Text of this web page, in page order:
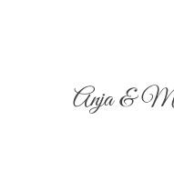
Anja &